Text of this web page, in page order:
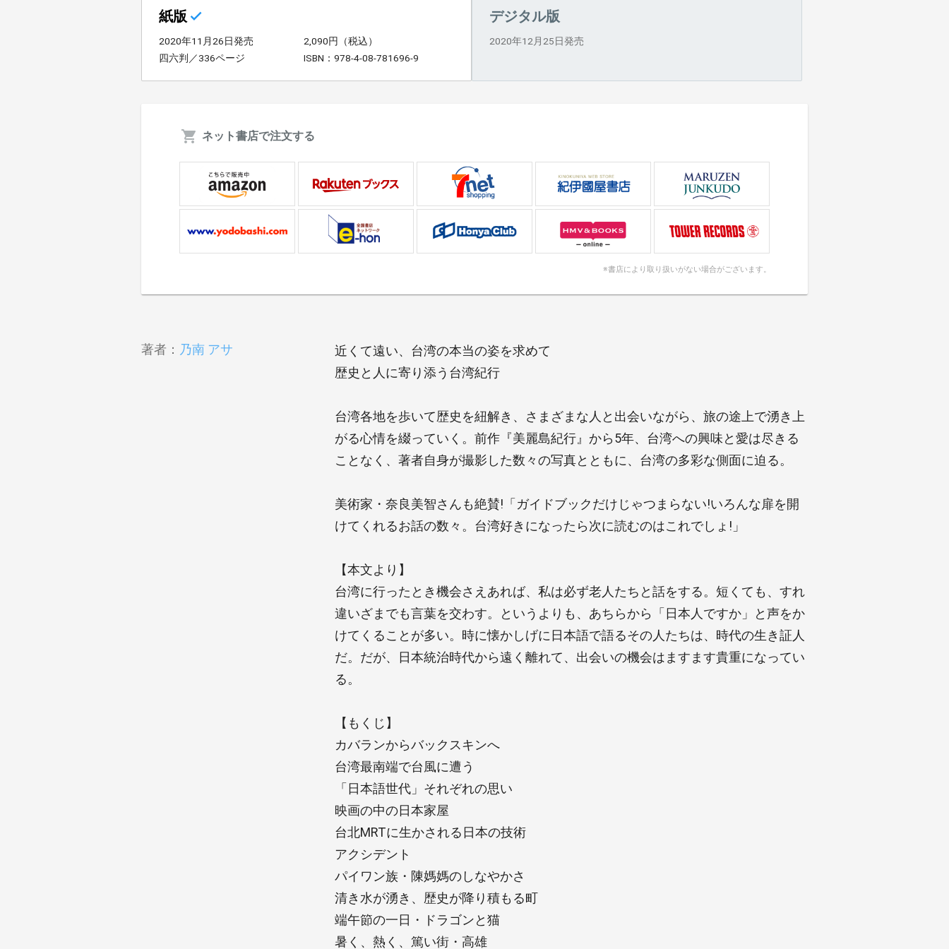
紙版
2020年11月26日発売
2,090円（税込）
四六判／336ページ
ISBN：978-4-08-781696-9
デジタル版
2020年12月25日発売
ネット書店で注文する
※書店により取り扱いがない場合がございます。
著者： 乃南 アサ
近くて遠い、台湾の本当の姿を求めて
歴史と人に寄り添う台湾紀行
台湾各地を歩いて歴史を紐解き、さまざまな人と出会いながら、旅の途上で湧き上
がる心情を綴っていく。前作『美麗島紀行』から5年、台湾への興味と愛は尽きる
ことなく、著者自身が撮影した数々の写真とともに、台湾の多彩な側面に迫る。
美術家・奈良美智さんも絶賛!「ガイドブックだけじゃつまらない!いろんな扉を開
けてくれるお話の数々。台湾好きになったら次に読むのはこれでしょ!」
【本文より】
台湾に行ったとき機会さえあれば、私は必ず老人たちと話をする。短くても、すれ
違いざまでも言葉を交わす。というよりも、あちらから「日本人ですか」と声をか
けてくることが多い。時に懐かしげに日本語で語るその人たちは、時代の生き証人
だ。だが、日本統治時代から遠く離れて、出会いの機会はますます貴重になってい
る。
【もくじ】
カバランからバックスキンへ
台湾最南端で台風に遭う
「日本語世代」それぞれの思い
映画の中の日本家屋
台北MRTに生かされる日本の技術
アクシデント
パイワン族・陳媽媽のしなやかさ
清き水が湧き、歴史が降り積もる町
端午節の一日・ドラゴンと猫
暑く、熱く、篤い街・高雄